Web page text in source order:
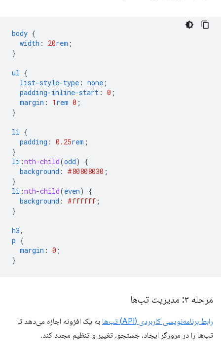
body {
width : 20rem ;
}
ul {
list-style-type : none ;
padding-inline-start : 0 ;
margin : 1 rem 0 ;
}
li {
padding : 0.25rem ;
}
li :nth-child(odd)
{
background : #80808030 ;
}
li :nth-child(even)
{
background : #ffffff ;
}
h3,
p {
margin : 0 ;
}
مرحله ۳: مدیریت تب‌ها
رابط برنامه‌نویسی کاربردی (API) تب‌ها
به یک افزونه اجازه می‌دهد تا
تب‌ها را در مرورگر ایجاد، جستجو، تغییر و تنظیم مجدد کند.